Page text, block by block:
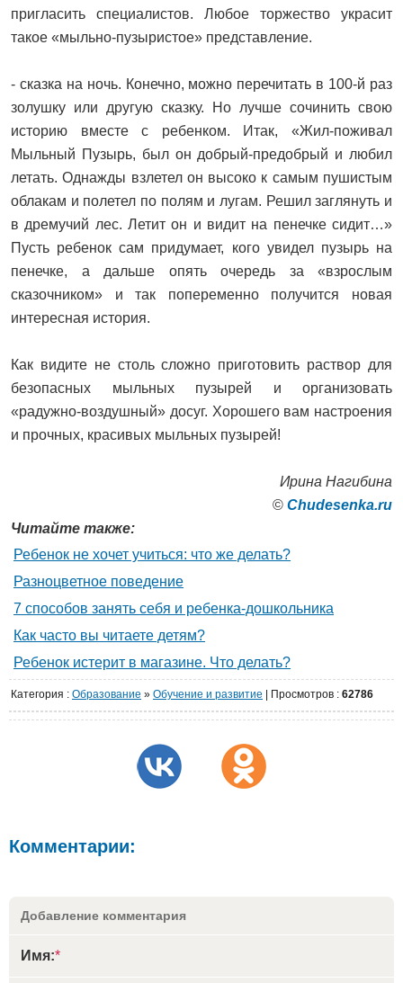
пригласить специалистов. Любое торжество украсит
такое «мыльно-пузыристое» представление.
- сказка на ночь. Конечно, можно перечитать в 100-й раз
золушку или другую сказку. Но лучше сочинить свою
историю вместе с ребенком. Итак, «Жил-поживал
Мыльный Пузырь, был он добрый-предобрый и любил
летать. Однажды взлетел он высоко к самым пушистым
облакам и полетел по полям и лугам. Решил заглянуть и
в дремучий лес. Летит он и видит на пенечке сидит…»
Пусть ребенок сам придумает, кого увидел пузырь на
пенечке, а дальше опять очередь за «взрослым
сказочником» и так попеременно получится новая
интересная история.
Как видите не столь сложно приготовить раствор для
безопасных мыльных пузырей и организовать
«радужно-воздушный» досуг. Хорошего вам настроения
и прочных, красивых мыльных пузырей!
Ирина Нагибина
© Сhudesenka.ru
Читайте также:
Ребенок не хочет учиться: что же делать?
Разноцветное поведение
7 способов занять себя и ребенка-дошкольника
Как часто вы читаете детям?
Ребенок истерит в магазине. Что делать?
Категория : Образование » Обучение и развитие Просмотров : 62786
Комментарии:
Добавление комментария
Имя:*